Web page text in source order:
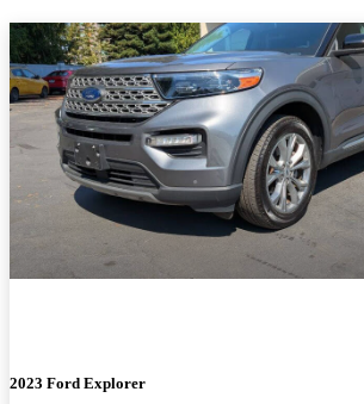
2023 Ford Explorer